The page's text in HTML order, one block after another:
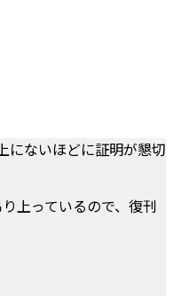
にないほどに証明が懇切
上っているので、復刊